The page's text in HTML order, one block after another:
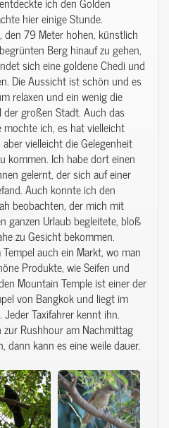
hier einige Stunde.
79 Meter hohen, künstlich
Berg hinauf zu gehen,
sich eine goldene Chedi und
Die Aussicht ist schön und es
relaxen und ein wenig die
großen Stadt. Auch das
mochte ich, es hat vielleicht
vielleicht die Gelegenheit
kommen. Ich habe dort einen
gelernt, der sich auf einer
Auch konnte ich den
beobachten, der mich mit
ganzen Urlaub begleitete, bloß
zu Gesicht bekommen.
auch ein Markt, wo man
Produkte, wie Seifen und
Mountain Temple ist einer der
von Bangkok und liegt im
Taxifahrer kennt ihn.
Rushhour am Nachmittag
kann es eine weile dauer.